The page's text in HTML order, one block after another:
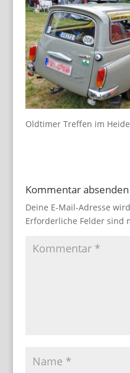
Oldtimer Treffen im
Kommentar absenden
Deine E-Mail-Adresse
Erforderliche Felder sind